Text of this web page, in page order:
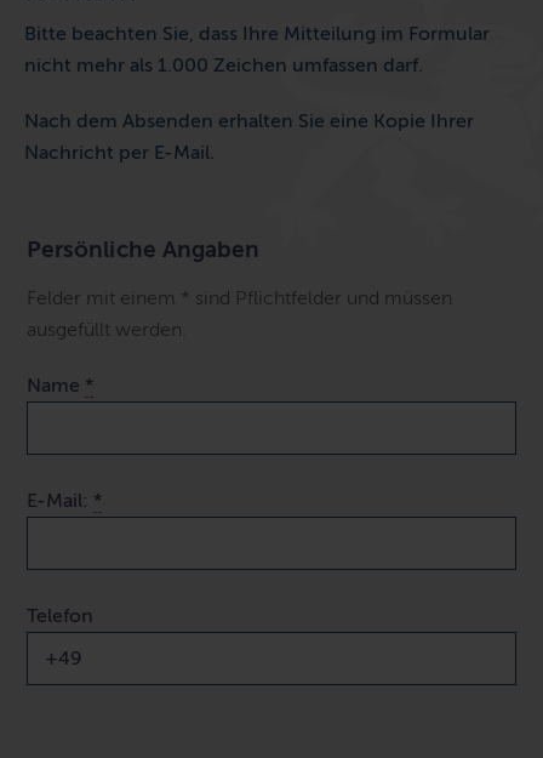
Bitte beachten Sie, dass Ihre Mitteilung im Formular
nicht mehr als 1.000 Zeichen umfassen darf.
Nach dem Absenden erhalten Sie eine Kopie Ihrer
Nachricht per E-Mail.
Persönliche Angaben
Felder mit einem * sind Pflichtfelder und müssen
ausgefüllt werden.
Name *
E-Mail: *
Telefon